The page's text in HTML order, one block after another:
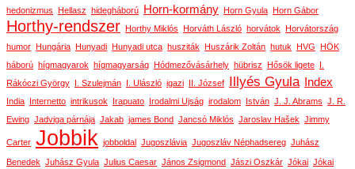
hedonizmus Hellasz hidegháború Horn-kormány Horn Gyula Horn Gábor
Horthy-rendszer Horthy Miklós Horváth László horvátok Horvátország
humor Hungária Hunyadi Hunyadi utca husziták Huszárik Zoltán hutuk HVG HÖK
háború hígmagyarok hígmagyarság Hódmezővásárhely hübrisz Hősök ligete I.
Rákóczi György I. Szulejmán I. Ulászló igazi II. József Illyés Gyula Index
India Internetto intrikusok Irapuato Irodalmi Ujság irodalom István J. J. Abrams J. R.
Ewing Jadviga párnája Jakab james Bond Jancsó Miklós Jaroslav Hašek Jimmy
Carter Jobbik jobboldal Jugoszlávia Jugoszláv Néphadsereg Juhász
Benedek Juhász Gyula Julius Caesar János Zsigmond Jászi Oszkár Jókai Jókai